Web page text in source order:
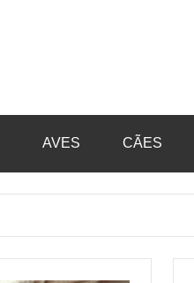
AVES CÃES